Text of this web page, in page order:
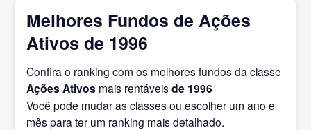
Melhores Fundos de Ações
Ativos de 1996
Confira o ranking com os melhores fundos da classe
Ações Ativos mais rentáveisde 1996
Você pode mudar as classes ou escolher um ano e
mês para ter um ranking mais detalhado.